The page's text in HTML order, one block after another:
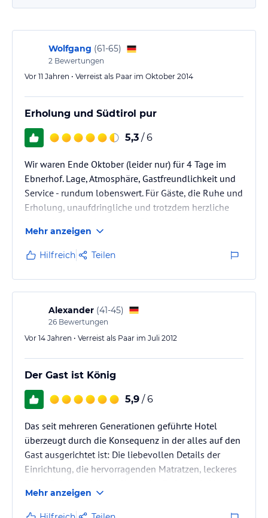
Wolfgang (61-65)
2 Bewertungen
Vor 11 Jahren • Verreist als Paar im Oktober 2014
Erholung und Südtirol pur
5,3 / 6
Wir waren Ende Oktober (leider nur) für 4 Tage im
Ebnerhof. Lage, Atmosphäre, Gastfreundlichkeit und
Service - rundum lobenswert. Für Gäste, die Ruhe und
Erholung, unaufdringliche und trotzdem herzliche
Empfehlung. Ein tolles Frühstücksbuffet und (wenn
gewünscht) auch ergänzende und köstliche kleine
Südtiroler Spezialitäten, nebst einem guten Wein aus
dem eigenen Weingut, sind zusätzliche Pluspunkte.
Wir sagen nochmals Danke an die Gastgeber und
Mehr anzeigen
Hilfreich Teilen
Alexander (41-45)
26 Bewertungen
Vor 14 Jahren • Verreist als Paar im Juli 2012
Der Gast ist König
5,9 / 6
Das seit mehreren Generationen geführte Hotel
überzeugt durch die Konsequenz in der alles auf den
Gast ausgerichtet ist: Die liebevollen Details der
Einrichtung, die hervorragenden Matratzen, leckeres
Erdbeeren und Prosecco)... Idealer Ausgangspunkt
um voller guter Laune die Gegend zu erkunden.
Mehr anzeigen